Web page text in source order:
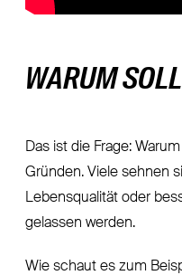
WARUM
Das ist die Frage:
Gründen. Viele sehnen
Lebensqualität oder
gelassen werden.
Wie schaut es zum